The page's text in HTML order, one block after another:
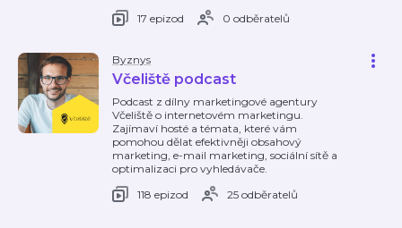
17 epizod
0 odběratelů
Byznys
Včeliště podcast
Podcast z dílny marketingové agentury
Včeliště o internetovém marketingu.
Zajímaví hosté a témata, které vám
pomohou dělat efektivněji obsahový
marketing, e-mail marketing, sociální sítě a
optimalizaci pro vyhledávače.
118 epizod
25 odběratelů